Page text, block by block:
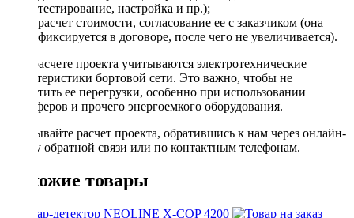
тестирование, настройка и пр.);
расчет стоимости, согласование ее с заказчиком (она
фиксируется в договоре, после чего не увеличивается).
При расчете проекта учитываются электротехнические
характеристики бортовой сети. Это важно, чтобы не
допустить ее перегрузки, особенно при использовании
сабвуферов и прочего энергоемкого оборудования.
Заказывайте расчет проекта, обратившись к нам через онлайн-
форму обратной связи или по контактным телефонам.
Похожие товары